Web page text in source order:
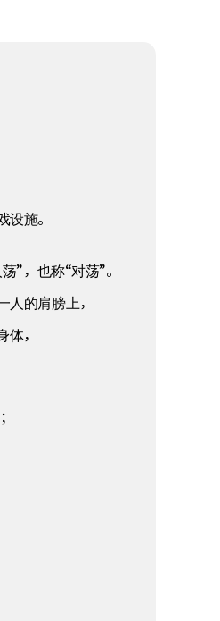
施。
”，也称“对荡”。
的肩膀上，
，